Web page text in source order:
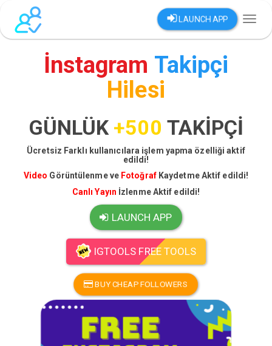
LAUNCH APP
İnstagram Takipçi
Hilesi
GÜNLÜK +500 TAKİPÇİ
Ücretsiz Farklı kullanıcılara işlem yapma özelliği aktif
edildi!
Video Görüntülenme ve Fotoğraf Kaydetme Aktif edildi!
Canlı Yayın İzlenme Aktif edildi!
LAUNCH APP
IGTOOLS FREE TOOLS
BUY CHEAP FOLLOWERS